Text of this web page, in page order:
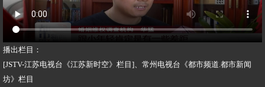
播出栏目：
[JSTV-江苏电视台《江苏新时空》栏目]、常州电视台《都市频道.都市新闻
坊》栏目